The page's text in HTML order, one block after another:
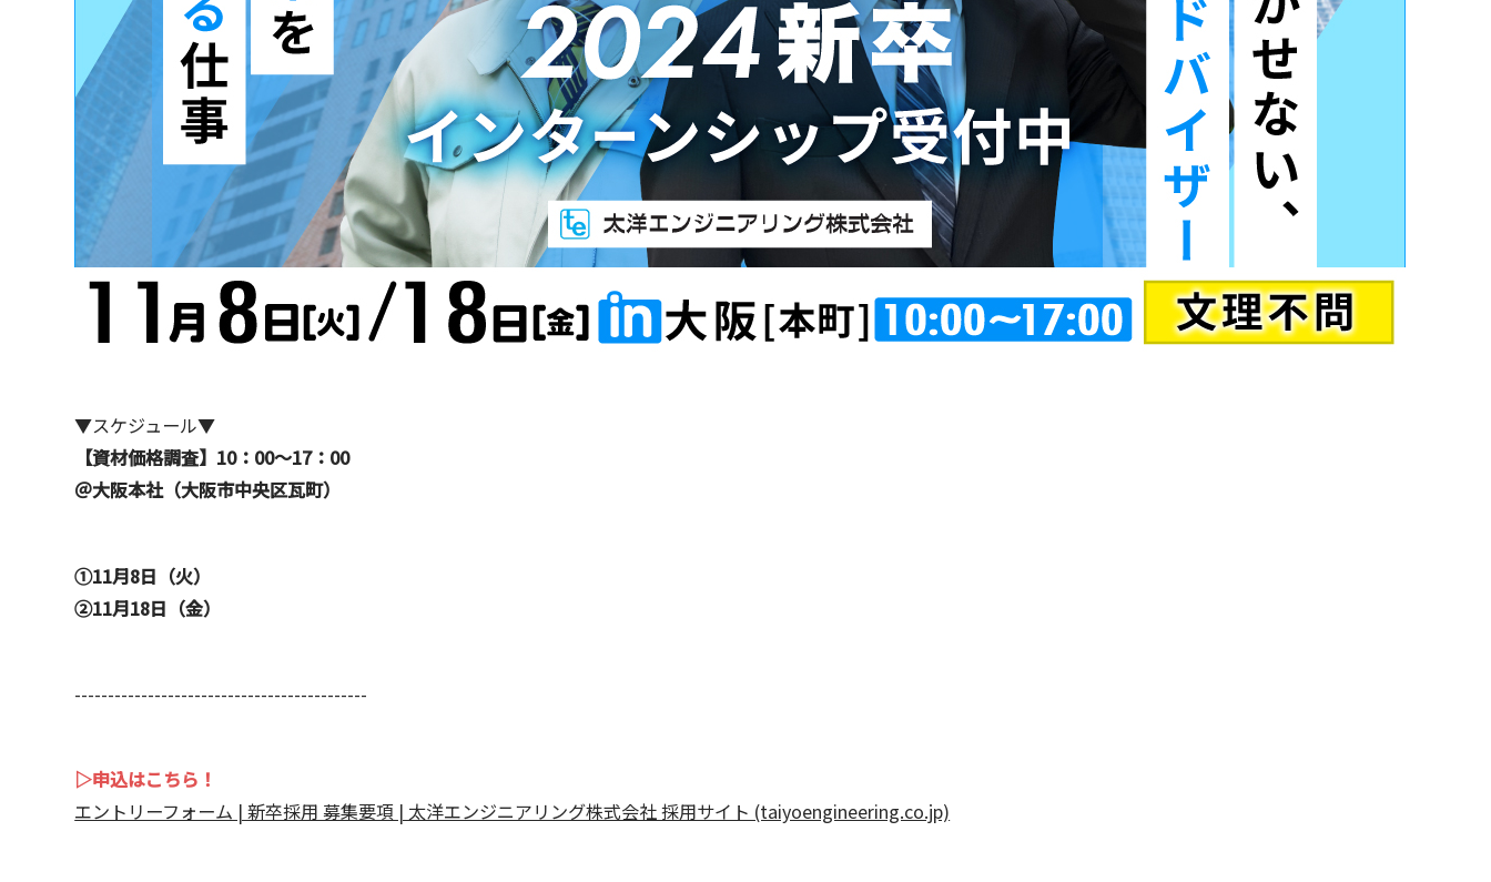
▼スケジュール▼
【資材価格調査】10：00～17：00
＠大阪本社（大阪市中央区瓦町）
①11月8日（火）
②11月18日（金）
--------------------------------------------
▷申込はこちら！
エントリーフォーム | 新卒採用 募集要項 | 太洋エンジニアリング株式会社 採用サイト (taiyoengineering.co.jp)